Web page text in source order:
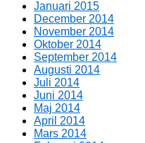
Januari 2015
December 2014
November 2014
Oktober 2014
September 2014
Augusti 2014
Juli 2014
Juni 2014
Maj 2014
April 2014
Mars 2014